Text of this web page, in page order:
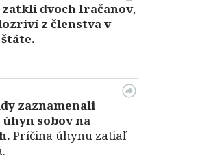
zatkli dvoch Iračanov,
z členstva v
zaznamenali
sobov na
Príčina úhynu zatiaľ